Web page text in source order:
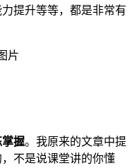
提升等等，都是非常有
握。我原来的文章中提
不是说课堂讲的你懂